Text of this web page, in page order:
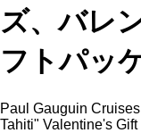
ズ、バレ
フトパッ
Paul Gauguin
Tahiti" Valentine's